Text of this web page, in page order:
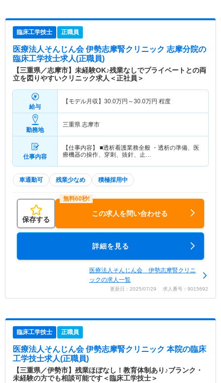
臨床工学技士 正職員
医療法人そんじん会 伊勢志摩腎クリニック 志摩分院の
臨床工学技士求人(正職員)
【三重県／志摩市】未経験OK♪残業なしでプライベートとの両
立を図りやすいクリニック求人＜正社員＞
給与
【モデル月収】 30.0万円～30.0万円 程度
勤務地
三重県 志摩市
仕事内容
【仕事内容】 ■透析看護業務全般 ・透析の準備、医
療機器の操作、穿刺、抜針、止…
車通勤可 残業少なめ 積極採用中
保存する
この求人を問い合わせる
詳細を見る
医療法人そんじん会 伊勢志摩腎クリニ
ックの求人一覧
更新日：2025/07/29 求人番号：9015692
臨床工学技士 正職員
医療法人そんじん会 伊勢志摩腎クリニック 本院の臨床
工学技士求人(正職員)
【三重県／伊勢市】残業ほぼなし！教育体制あり♪ブランク・
未経験の方でも相談可能です＜臨床工学技士＞